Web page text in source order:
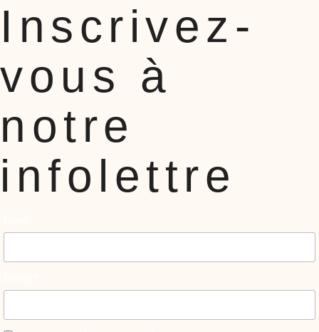
Inscrivez-
vous à
notre
infolettre